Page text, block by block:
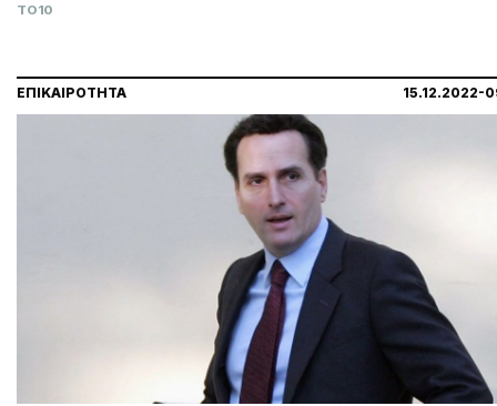
TO10
ΕΠΙΚΑΙΡΟΤΗΤΑ 15.12.2022-